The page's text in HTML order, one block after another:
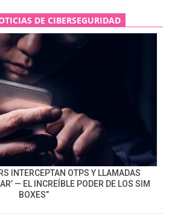
DE CIBERSEGURIDAD
INTERCEPTAN OTPS Y LLAMADAS
— EL INCREÍBLE PODER DE LOS SIM
BOXES”